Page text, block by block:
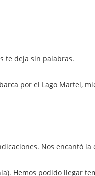
te deja sin palabras.
por el Lago Martel,
Nos encantó la
Hemos podido llegar